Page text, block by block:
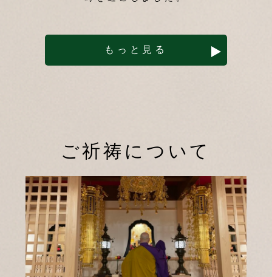
もっと見る
ご祈祷について